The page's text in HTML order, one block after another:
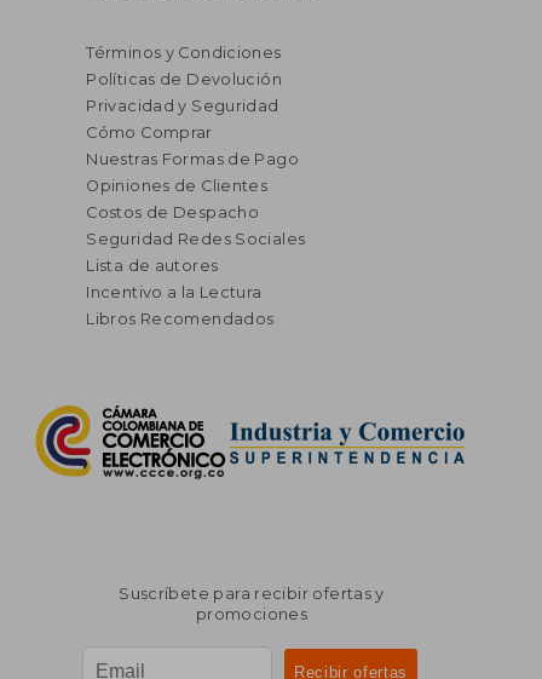
Términos y Condiciones
Políticas de Devolución
Privacidad y Seguridad
Cómo Comprar
Nuestras Formas de Pago
Opiniones de Clientes
Costos de Despacho
Seguridad Redes Sociales
Lista de autores
Incentivo a la Lectura
Libros Recomendados
Suscríbete para recibir ofertas y
promociones